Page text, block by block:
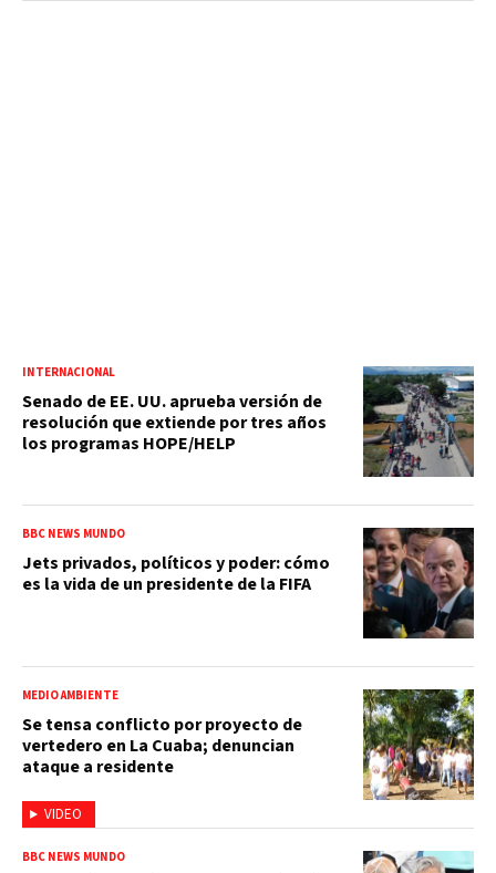
INTERNACIONAL
Senado de EE. UU. aprueba versión de
resolución que extiende por tres años
los programas HOPE/HELP
BBC NEWS MUNDO
Jets privados, políticos y poder: cómo
es la vida de un presidente de la FIFA
VIDEO
MEDIO AMBIENTE
Se tensa conflicto por proyecto de
vertedero en La Cuaba; denuncian
ataque a residente
BBC NEWS MUNDO